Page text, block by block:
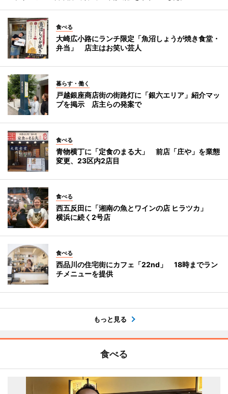
食べる
大崎広小路にランチ限定「魚沼しょうが焼き食堂・
弁当」 店主はお笑い芸人
暮らす・働く
戸越銀座商店街の街路灯に「銀六エリア」紹介マッ
プを掲示 店主らの発案で
食べる
青物横丁に「定食のまる大」 前店「庄や」を業態
変更、23区内2店目
食べる
西五反田に「湘南の魚とワインの店 ヒラツカ」
横浜に続く2号店
食べる
西品川の住宅街にカフェ「22nd」 18時までラン
チメニューを提供
もっと見る
食べる